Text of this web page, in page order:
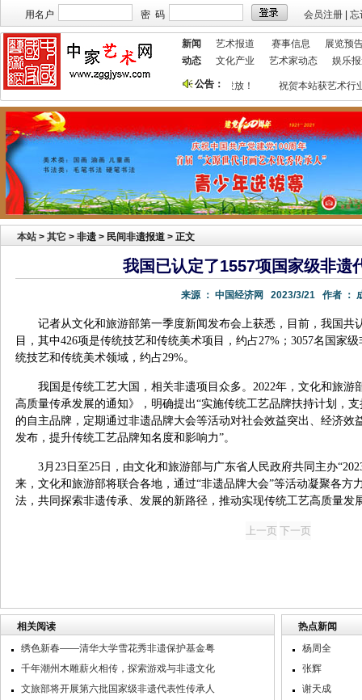
用名户 密 码 会员注册 忘
新闻 艺术报道 赛事信息
展览预
动态
文化产业 艺术家动态 娱乐
公告：
本站欢迎艺术家宣传投放！ 祝贺本站获艺术行
本站 > 其它 > 非遗 > 民间非遗报道 > 正文
我国已认定了1557项国家级非遗
来源 ： 中国经济网 2023/3/21作者 ：
记者从文化和旅游部第一季度新闻发布会上获悉，目前，我国共
目，其中426项是传统技艺和传统美术项目，约占27%；3057名国家
统技艺和传统美术领域，约占29%。
我国是传统工艺大国，相关非遗项目众多。2022年，文化和旅游
高质量传承发展的通知》，明确提出“实施传统工艺品牌扶持计划，
的自主品牌，定期通过非遗品牌大会等活动对社会效益突出、经济效
发布，提升传统工艺品牌知名度和影响力”。
3月23日至25日，由文化和旅游部与广东省人民政府共同主办
来，文化和旅游部将联合各地，通过“非遗品牌大会”等活动凝聚各方
法，共同探索非遗传承、发展的新路径，推动实现传统工艺高质量发
相关阅读
绣色新春——清华大学雪花秀非遗保护基金粤
千年潮州木雕薪火相传，探索游戏与非遗文化
文旅部将开展第六批国家级非遗代表性传承人
热点新闻
杨周全
张辉
谢天成